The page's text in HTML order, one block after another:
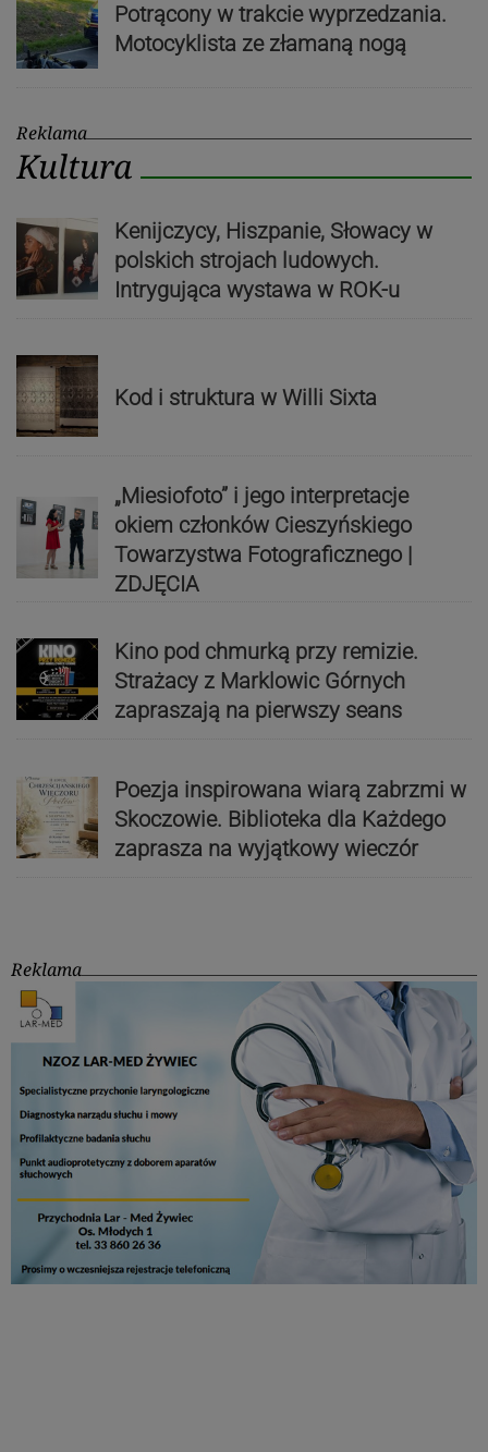
Potrącony w trakcie wyprzedzania.
Motocyklista ze złamaną nogą
Reklama
Kultura
Kenijczycy, Hiszpanie, Słowacy w
polskich strojach ludowych.
Intrygująca wystawa w ROK-u
Kod i struktura w Willi Sixta
„Miesiofoto” i jego interpretacje
okiem członków Cieszyńskiego
Towarzystwa Fotograficznego |
ZDJĘCIA
Kino pod chmurką przy remizie.
Strażacy z Marklowic Górnych
zapraszają na pierwszy seans
Poezja inspirowana wiarą zabrzmi w
Skoczowie. Biblioteka dla Każdego
zaprasza na wyjątkowy wieczór
Reklama